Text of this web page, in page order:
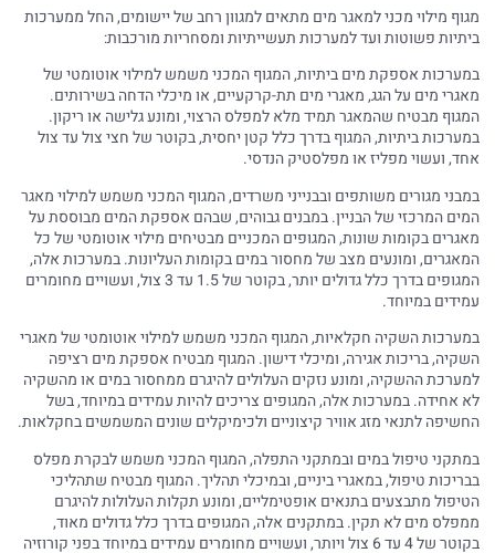
מגוף מילוי מכני למאגר מים מתאים למגוון רחב של יישומים, החל ממערכות
ביתיות פשוטות ועד למערכות תעשייתיות ומסחריות מורכבות:
במערכות אספקת מים ביתיות, המגוף המכני משמש למילוי אוטומטי של
מאגרי מים על הגג, מאגרי מים תת-קרקעיים, או מיכלי הדחה בשירותים.
המגוף מבטיח שהמאגר תמיד מלא למפלס הרצוי, ומונע גלישה או ריקון.
במערכות ביתיות, המגוף בדרך כלל קטן יחסית, בקוטר של חצי צול עד צול
אחד, ועשוי מפליז או מפלסטיק הנדסי.
במבני מגורים משותפים ובבנייני משרדים, המגוף המכני משמש למילוי מאגר
המים המרכזי של הבניין. במבנים גבוהים, שבהם אספקת המים מבוססת על
מאגרים בקומות שונות, המגופים המכניים מבטיחים מילוי אוטומטי של כל
המאגרים, ומונעים מצב של מחסור במים בקומות העליונות. במערכות אלה,
המגופים בדרך כלל גדולים יותר, בקוטר של 1.5 עד 3 צול, ועשויים מחומרים
עמידים במיוחד.
במערכות השקיה חקלאיות, המגוף המכני משמש למילוי אוטומטי של מאגרי
השקיה, בריכות אגירה, ומיכלי דישון. המגוף מבטיח אספקת מים רציפה
למערכת ההשקיה, ומונע נזקים העלולים להיגרם ממחסור במים או מהשקיה
לא אחידה. במערכות אלה, המגופים צריכים להיות עמידים במיוחד, בשל
החשיפה לתנאי מזג אוויר קיצוניים ולכימיקלים שונים המשמשים בחקלאות.
במתקני טיפול במים ובמתקני התפלה, המגוף המכני משמש לבקרת מפלס
בבריכות טיפול, במאגרי ביניים, ובמיכלי תהליך. המגוף מבטיח שתהליכי
הטיפול מתבצעים בתנאים אופטימליים, ומונע תקלות העלולות להיגרם
ממפלס מים לא תקין. במתקנים אלה, המגופים בדרך כלל גדולים מאוד,
בקוטר של 4 עד 6 צול ויותר, ועשויים מחומרים עמידים במיוחד בפני קורוזיה